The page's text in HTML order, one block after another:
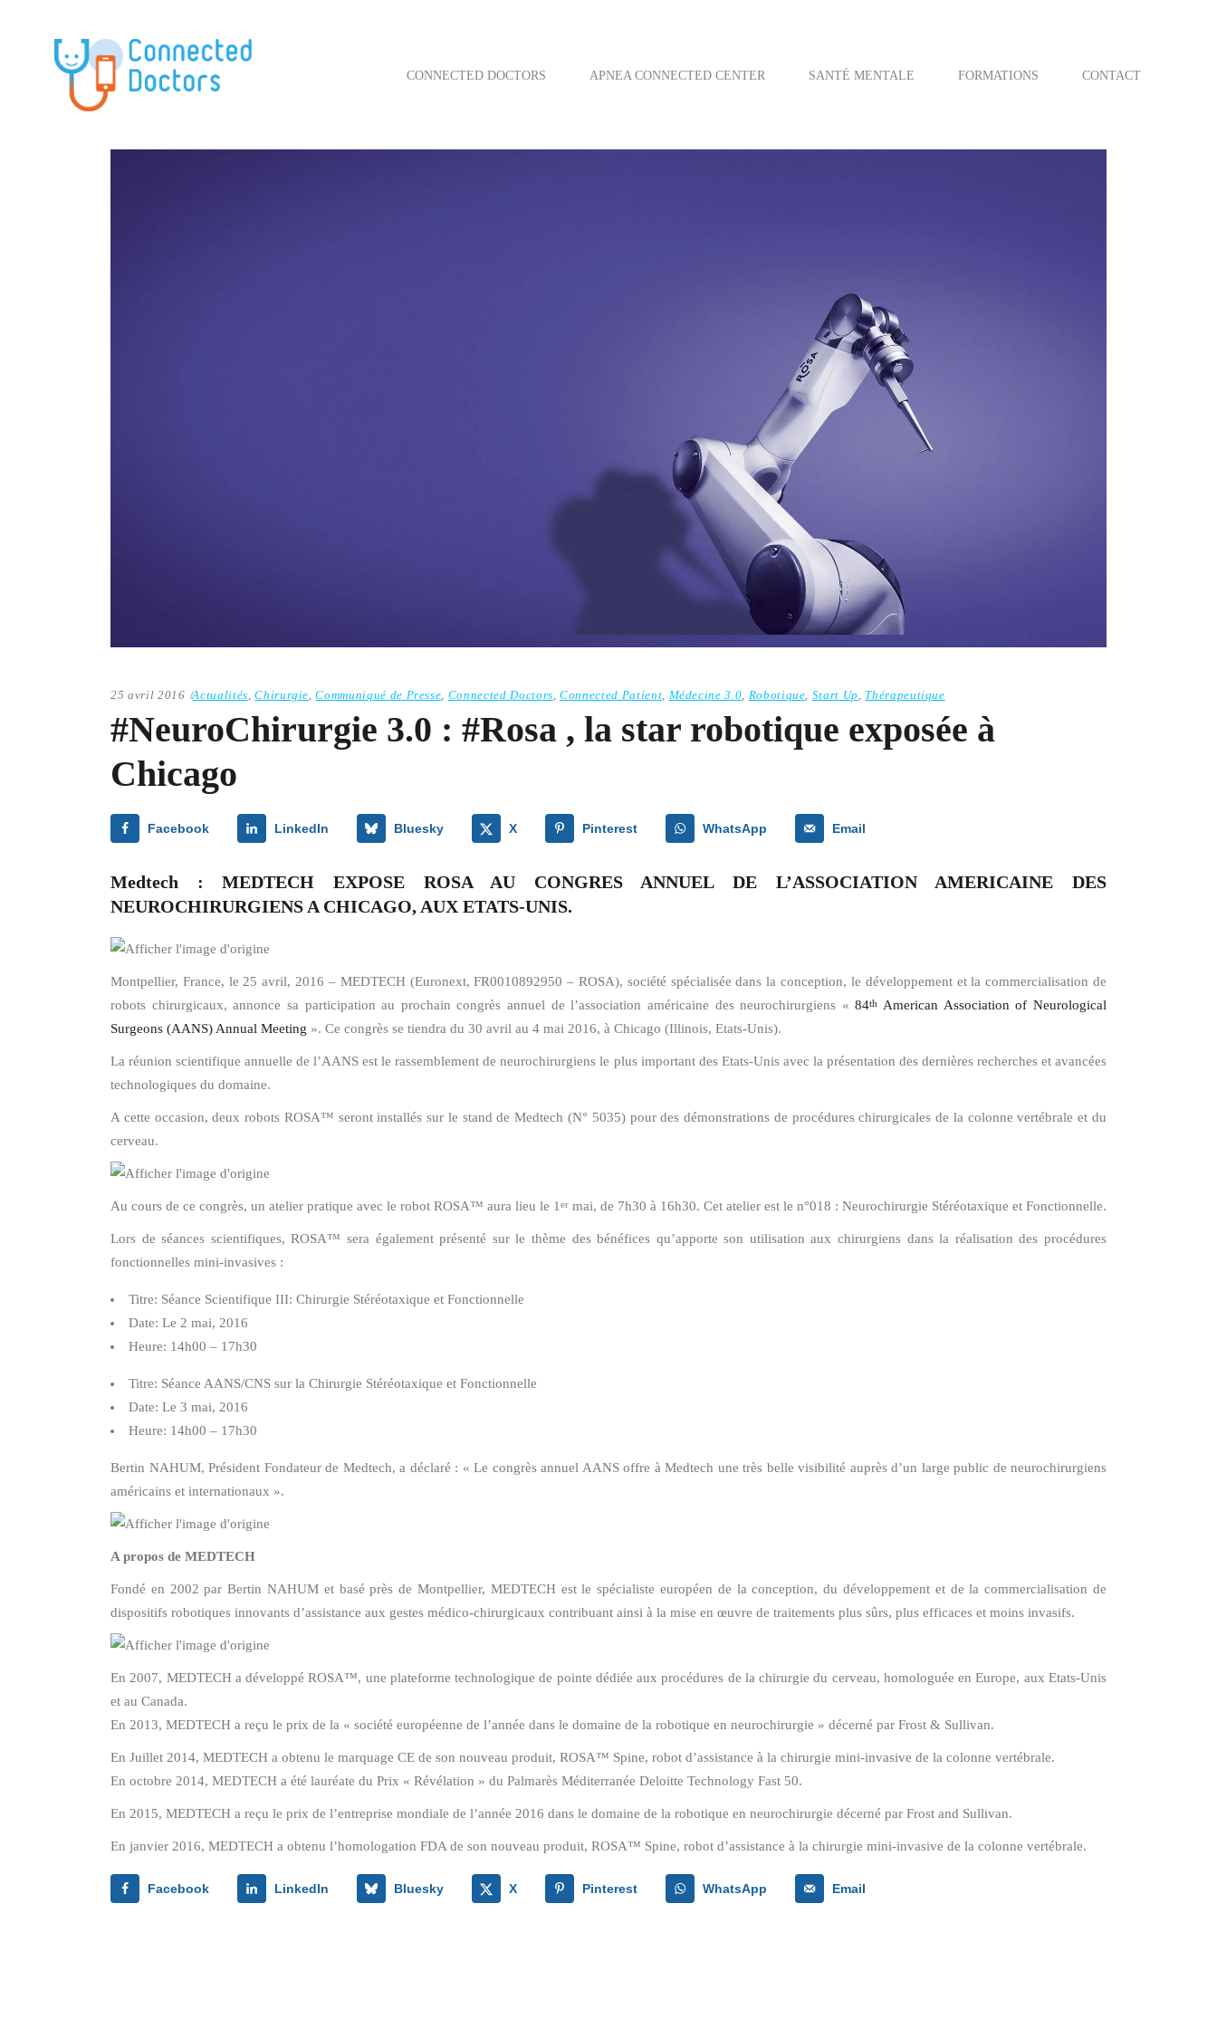
CONNECTED DOCTORS APNEA CONNECTED CENTER SANTÉ MENTALE FORMATIONS CONTACT
25 avril 2016 Actualités,Chirurgie,Communiqué de Presse, Connected Doctors,Connected Patient, Médecine 3.0, Robotique, Start Up , Thérapeutique
#NeuroChirurgie 3.0 : #Rosa , la star robotique exposée à
Chicago
Facebook LinkedIn Bluesky X Pinterest WhatsApp Email
Medtech : MEDTECH EXPOSE ROSA AU CONGRES ANNUEL DE L’ASSOCIATION AMERICAINE DES
NEUROCHIRURGIENS A CHICAGO, AUX ETATS-UNIS.
Montpellier, France, le 25 avril, 2016 – MEDTECH (Euronext, FR0010892950 – ROSA), société spécialisée dans la conception, le développement et la commercialisation de
robots chirurgicaux, annonce sa participation au prochain congrès annuel de l’association américaine des neurochirurgiens «84th American Association of Neurological
Surgeons (AANS) Annual Meeting ». Ce congrès se tiendra du 30 avril au 4 mai 2016, à Chicago (Illinois, Etats-Unis).
La réunion scientifique annuelle de l’AANS est le rassemblement de neurochirurgiens le plus important des Etats-Unis avec la présentation des dernières recherches et avancées
technologiques du domaine.
A cette occasion, deux robots ROSA™ seront installés sur le stand de Medtech (N° 5035) pour des démonstrations de procédures chirurgicales de la colonne vertébrale et du
cerveau.
Au cours de ce congrès, un atelier pratique avec le robot ROSA™ aura lieu le 1 er mai, de 7h30 à 16h30. Cet atelier est le n°018 : Neurochirurgie Stéréotaxique et Fonctionnelle.
Lors de séances scientifiques, ROSA™ sera également présenté sur le thème des bénéfices qu’apporte son utilisation aux chirurgiens dans la réalisation des procédures
fonctionnelles mini-invasives :
Titre: Séance Scientifique III: Chirurgie Stéréotaxique et Fonctionnelle
Date: Le 2 mai, 2016
Heure: 14h00 – 17h30
Titre: Séance AANS/CNS sur la Chirurgie Stéréotaxique et Fonctionnelle
Date: Le 3 mai, 2016
Heure: 14h00 – 17h30
Bertin NAHUM, Président Fondateur de Medtech, a déclaré : « Le congrès annuel AANS offre à Medtech une très belle visibilité auprès d’un large public de neurochirurgiens
américains et internationaux ».
A propos de MEDTECH
Fondé en 2002 par Bertin NAHUM et basé près de Montpellier, MEDTECH est le spécialiste européen de la conception, du développement et de la commercialisation de
dispositifs robotiques innovants d’assistance aux gestes médico-chirurgicaux contribuant ainsi à la mise en œuvre de traitements plus sûrs, plus efficaces et moins invasifs.
En 2007, MEDTECH a développé ROSA™, une plateforme technologique de pointe dédiée aux procédures de la chirurgie du cerveau, homologuée en Europe, aux Etats-Unis
et au Canada.
En 2013, MEDTECH a reçu le prix de la « société européenne de l’année dans le domaine de la robotique en neurochirurgie » décerné par Frost & Sullivan.
En Juillet 2014, MEDTECH a obtenu le marquage CE de son nouveau produit, ROSA™ Spine, robot d’assistance à la chirurgie mini-invasive de la colonne vertébrale.
En octobre 2014, MEDTECH a été lauréate du Prix « Révélation » du Palmarès Méditerranée Deloitte Technology Fast 50.
En 2015, MEDTECH a reçu le prix de l’entreprise mondiale de l’année 2016 dans le domaine de la robotique en neurochirurgie décerné par Frost and Sullivan.
En janvier 2016, MEDTECH a obtenu l’homologation FDA de son nouveau produit, ROSA™ Spine, robot d’assistance à la chirurgie mini-invasive de la colonne vertébrale.
Facebook LinkedIn Bluesky X Pinterest WhatsApp Email